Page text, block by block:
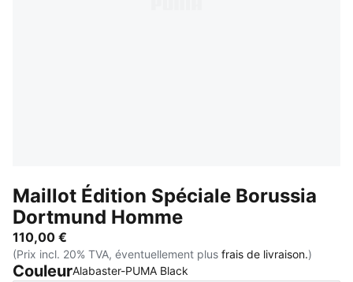
Maillot Édition Spéciale Borussia
Dortmund Homme
110,00 €
(Prix incl. 20% TVA, éventuellement plus frais de livraison.)
CouleurAlabaster-PUMA Black